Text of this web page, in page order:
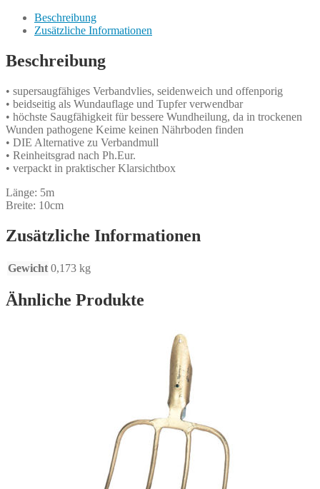
Beschreibung
Zusätzliche Informationen
Beschreibung
• supersaugfähiges Verbandvlies, seidenweich und offenporig
• beidseitig als Wundauflage und Tupfer verwendbar
• höchste Saugfähigkeit für bessere Wundheilung, da in trockenen
Wunden pathogene Keime keinen Nährboden finden
• DIE Alternative zu Verbandmull
• Reinheitsgrad nach Ph.Eur.
• verpackt in praktischer Klarsichtbox
Länge: 5m
Breite: 10cm
Zusätzliche Informationen
Gewicht 0,173 kg
Ähnliche Produkte